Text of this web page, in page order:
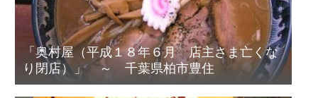
「奥村屋（平成１８年６月 店主さま亡くな
り閉店）」 ～ 千葉県柏市豊住